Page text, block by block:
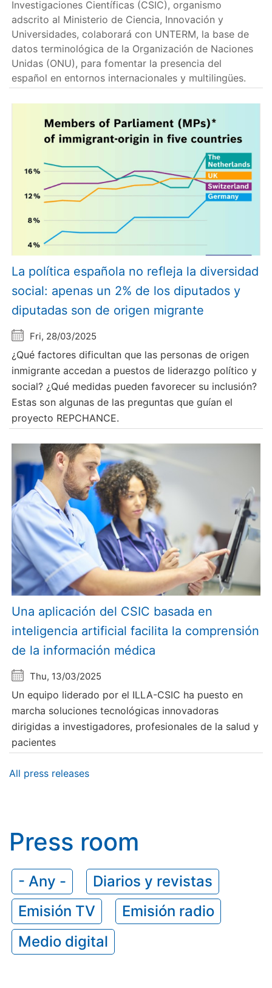
Investigaciones Científicas (CSIC), organismo
adscrito al Ministerio de Ciencia, Innovación y
Universidades, colaborará con UNTERM, la base de
datos terminológica de la Organización de Naciones
Unidas (ONU), para fomentar la presencia del
español en entornos internacionales y multilingües.
La política española no refleja la diversidad
social: apenas un 2% de los diputados y
diputadas son de origen migrante
Fri, 28/03/2025
¿Qué factores dificultan que las personas de origen
inmigrante accedan a puestos de liderazgo político y
social? ¿Qué medidas pueden favorecer su inclusión?
Estas son algunas de las preguntas que guían el
proyecto REPCHANCE.
Una aplicación del CSIC basada en
inteligencia artificial facilita la comprensión
de la información médica
Thu, 13/03/2025
Un equipo liderado por el ILLA-CSIC ha puesto en
marcha soluciones tecnológicas innovadoras
dirigidas a investigadores, profesionales de la salud y
pacientes
All press releases
Press room
- Any -
Diarios y revistas
Emisión TV
Emisión radio
Medio digital